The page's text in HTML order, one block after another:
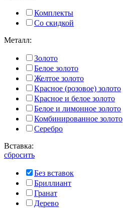
Комплекты
Со скидкой
Металл:
Золото
Белое золото
Желтое золото
Красное (розовое) золото
Красное и белое золото
Белое и лимонное золото
Комбинированное золото
Серебро
Вставка:
сбросить
Без вставок
Бриллиант
Гранат
Дерево